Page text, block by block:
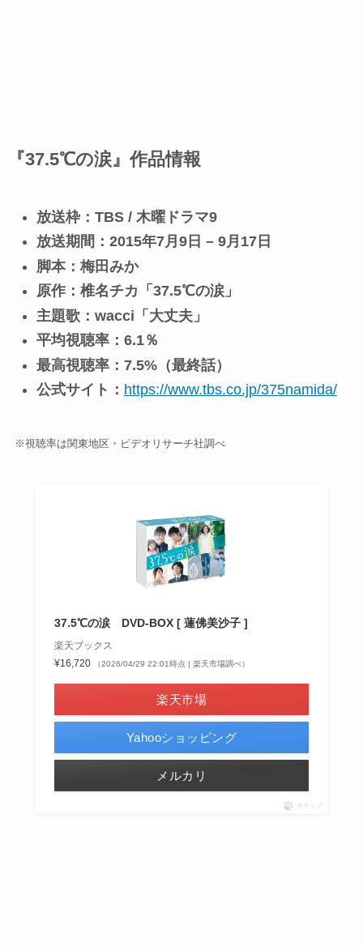
『37.5℃の涙』作品情報
放送枠：TBS / 木曜ドラマ9
放送期間：2015年7月9日 – 9月17日
脚本：梅田みか
原作：椎名チカ「37.5℃の涙」
主題歌：wacci「大丈夫」
平均視聴率：6.1％
最高視聴率：7.5%（最終話）
公式サイト： https://www.tbs.co.jp/375namida/
※視聴率は関東地区・ビデオリサーチ社調べ
37.5℃の涙 DVD-BOX [ 蓮佛美沙子 ]
楽天ブックス
¥16,720
（2026/04/29 22:01時点 | 楽天市場調べ）
楽天市場
Yahooショッピング
メルカリ
ポチップ